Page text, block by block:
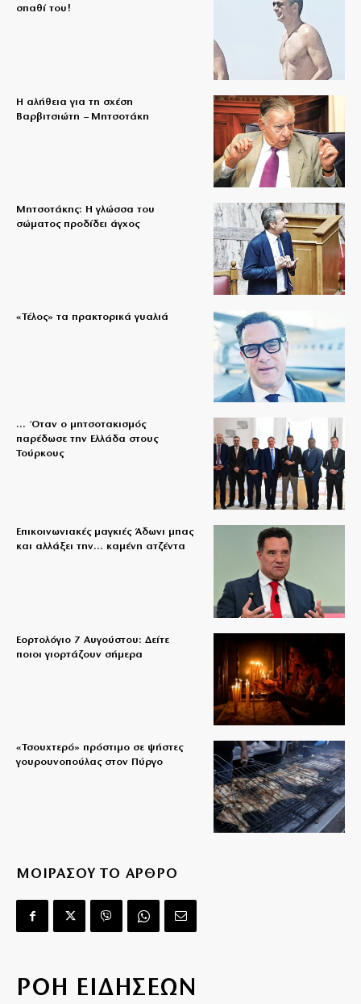
σπαθί του!
Η αλήθεια για τη σχέση
Βαρβιτσιώτη – Μητσοτάκη
Μητσοτάκης: Η γλώσσα του
σώματος προδίδει άγχος
«Τέλος» τα πρακτορικά γυαλιά
… Όταν ο μητσοτακισμός
παρέδωσε την Ελλάδα στους
Τούρκους
Επικοινωνιακές μαγκιές Άδωνι μπας
και αλλάξει την… καμένη ατζέντα
Εορτολόγιο 7 Αυγούστου: Δείτε
ποιοι γιορτάζουν σήμερα
«Τσουχτερό» πρόστιμο σε ψήστες
γουρουνοπούλας στον Πύργο
ΜΟΙΡΑΣΟΥ ΤΟ ΑΡΘΡΟ
ΡΟΗ ΕΙΔΗΣΕΩΝ